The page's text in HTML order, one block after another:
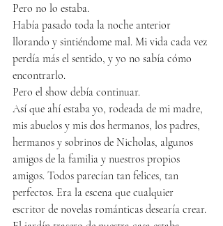
Pero no lo estaba.
Había pasado toda la noche anterior
llorando y sintiéndome mal. Mi vida cada vez
perdía más el sentido, y yo no sabía cómo
encontrarlo.
Pero el show debía continuar.
Así que ahí estaba yo, rodeada de mi madre,
mis abuelos y mis dos hermanos, los padres,
hermanos y sobrinos de Nicholas, algunos
amigos de la familia y nuestros propios
amigos. Todos parecían tan felices, tan
perfectos. Era la escena que cualquier
escritor de novelas románticas desearía crear.